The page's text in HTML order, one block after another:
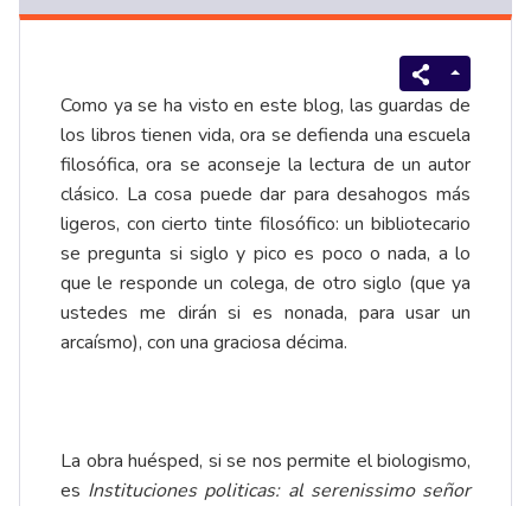
Como ya se ha visto en este blog, las guardas de
los libros tienen vida, ora se defienda una escuela
filosófica, ora se aconseje la lectura de un autor
clásico. La cosa puede dar para desahogos más
ligeros, con cierto tinte filosófico: un bibliotecario
se pregunta si siglo y pico es poco o nada, a lo
que le responde un colega, de otro siglo (que ya
ustedes me dirán si es nonada, para usar un
arcaísmo), con una graciosa décima.
La obra huésped, si se nos permite el biologismo,
es Instituciones politicas: al serenissimo señor